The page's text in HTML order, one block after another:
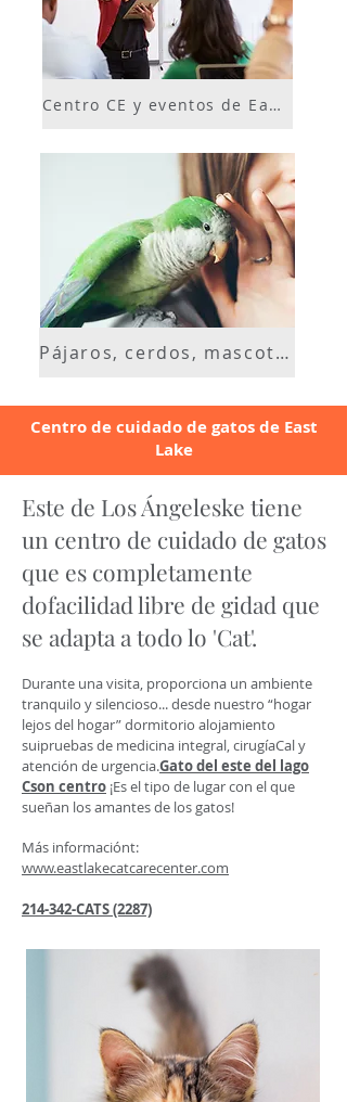
Centro CE y eventos de East Lake
Pájaros, cerdos, mascotas de bolsillo +
Centro de cuidado de gatos de East
Lake
Este de Los Ángeleske tiene
un centro de cuidado de gatos
que es completamente
dofacilidad libre de gidad que
se adapta a todo lo 'Cat'.
Durante una visita, proporciona un ambiente
tranquilo y silencioso... desde nuestro “hogar
lejos del hogar”dormitorio alojamiento
suipruebas de medicina integral, cirugíaCal y
atención de urgencia.Gato del este del lago
Cson centro ¡Es el tipo de lugar con el que
sueñan los amantes de los gatos!
Más informaciónt:
www.eastlakecatcarecenter.com
214-342-CATS (2287)